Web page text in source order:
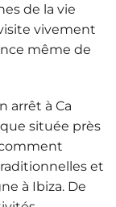
de la vie
vivement
même de
arrêt à Ca
située près
et
à Ibiza. De